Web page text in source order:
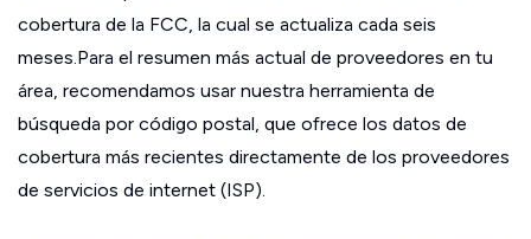
cobertura de la FCC, la cual se actualiza cada seis
meses.Para el resumen más actual de proveedores en tu
área, recomendamos usar nuestra herramienta de
búsqueda por código postal, que ofrece los datos de
cobertura más recientes directamente de los proveedores
de servicios de internet (ISP).